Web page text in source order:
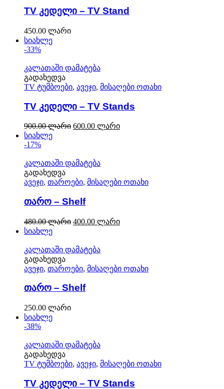
TV კედელი – TV Stand
450.00 ლარი
სიახლე
-33%
კალათაში დამატება
გადახედვა
TV ტუმბოები, ავეჯი, მისაღები ოთახი
TV კედელი – TV Stands
900.00ლარი 600.00 ლარი
სიახლე
-17%
კალათაში დამატება
გადახედვა
ავეჯი, თაროები, მისაღები ოთახი
თარო – Shelf
480.00ლარი 400.00 ლარი
სიახლე
კალათაში დამატება
გადახედვა
ავეჯი, თაროები, მისაღები ოთახი
თარო – Shelf
250.00 ლარი
სიახლე
-38%
კალათაში დამატება
გადახედვა
TV ტუმბოები, ავეჯი, მისაღები ოთახი
TV კედელი – TV Stands